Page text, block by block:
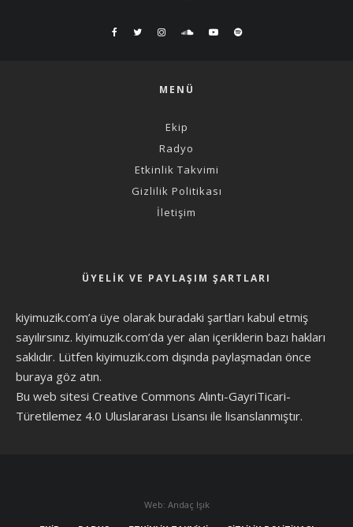
MENÜ
Ekip
Radyo
Etkinlik Takvimi
Gizlilik Politikası
İletişim
ÜYELIK VE PAYLAŞIM ŞARTLARI
kiyimuzik.com’a üye olarak buradaki şartları kabul etmiş
sayılırsınız. kiyimuzik.com’da yer alan içeriklerin bazı hakları
saklıdır. Lütfen kiyimuzik.com dışında paylaşmadan önce
buraya göz atın.
Bu web sitesi Creative Commons Alıntı-GayriTicari-
Türetilemez 4.0 Uluslararası Lisansı ile lisanslanmıştır.
Web: Andaç Işık